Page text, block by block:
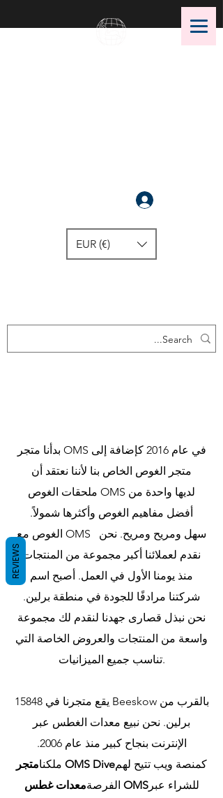
EUR (€)
Demo
OMS Roller Bag
سعر عادي
بدأنا متجر OMS في عام 2016 كإضافة إلى
متجر الغوص الخاص بنا لأننا نعتقد أن
ملحقات الغوص OMS لديها واحدة من
أفضل مفاهيم الغوص وأكثرها شمولاً.
الغوص مع OMS سهل ومريح ومريح. نحن
نقدم لعملائنا أكبر مجموعة من المنتجات
منذ يومنا الأول في العمل. أصبح اسم
شركتنا مرادفًا للجودة في منطقة برلين.
نحن نبذل قصارى جهدنا لنقدم لك مجموعة
واسعة من المنتجات والعروض الخاصة التي
تناسب جميع الميزانيات.
يقع متجرنا في 15848 Beeskow بالقرب من
برلين. نحن نبيع معدات الغطس عبر
الإنترنت بنجاح كبير منذ عام 2006.
ملكنا متجر OMS Diveكمنصة ويب تتيح لهم
الفرصة معدات غطس OMSللشراء عبر
REVIEWS